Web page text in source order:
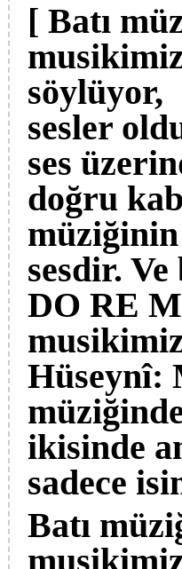
[ Batı
söylüyor,
sesler
ses
doğru
müziğinin
sesdir.
DO RE
Hüseynî:
ikisinde
sadece
Batı